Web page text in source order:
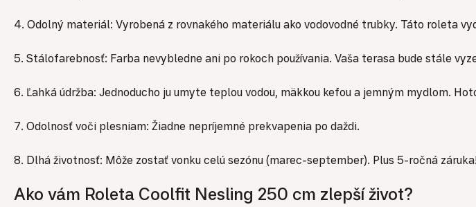
4. Odolný materiál: Vyrobená z rovnakého materiálu ako vodovodné trubky. Táto roleta
5. Stálofarebnosť: Farba nevybledne ani po rokoch používania. Vaša terasa bude stále
6. Ľahká údržba: Jednoducho ju umyte teplou vodou, mäkkou kefou a jemným mydlom.
7. Odolnosť voči plesniam: Žiadne nepríjemné prekvapenia po daždi.
8. Dlhá životnosť: Môže zostať vonku celú sezónu (marec-september). Plus 5-ročná
Ako vám Roleta Coolfit Nesling 250 cm zlepší život?